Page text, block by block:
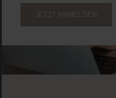
JETZT ANMELDEN